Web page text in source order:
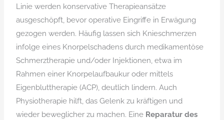
Linie werden konservative Therapieansätze
ausgeschöpft, bevor operative Eingriffe in Erwägung
gezogen werden. Häufig lassen sich Knieschmerzen
infolge eines Knorpelschadens durch medikamentöse
Schmerztherapie und/oder Injektionen, etwa im
Rahmen einer Knorpelaufbaukur oder mittels
Eigenbluttherapie (ACP), deutlich lindern. Auch
Physiotherapie hilft, das Gelenk zu kräftigen und
wieder beweglicher zu machen. Eine Reparatur des